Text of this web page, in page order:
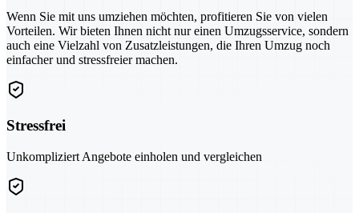
Wenn Sie mit uns umziehen möchten, profitieren Sie von vielen
Vorteilen. Wir bieten Ihnen nicht nur einen Umzugsservice, sondern
auch eine Vielzahl von Zusatzleistungen, die Ihren Umzug noch
einfacher und stressfreier machen.
Stressfrei
Unkompliziert Angebote einholen und vergleichen